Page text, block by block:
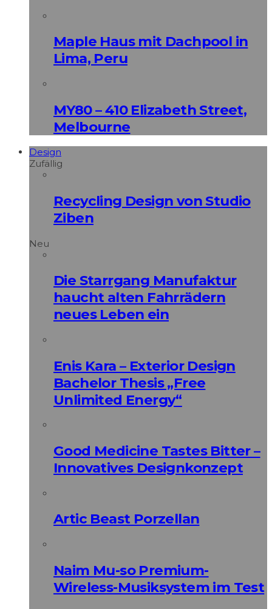
Maple Haus mit Dachpool in
Lima, Peru
MY80 – 410 Elizabeth Street,
Melbourne
Design
Zufällig
Recycling Design von Studio
Ziben
Neu
Die Starrgang Manufaktur
haucht alten Fahrrädern
neues Leben ein
Enis Kara – Exterior Design
Bachelor Thesis „Free
Unlimited Energy“
Good Medicine Tastes Bitter –
Innovatives Designkonzept
Artic Beast Porzellan
Naim Mu-so Premium-
Wireless-Musiksystem im Test